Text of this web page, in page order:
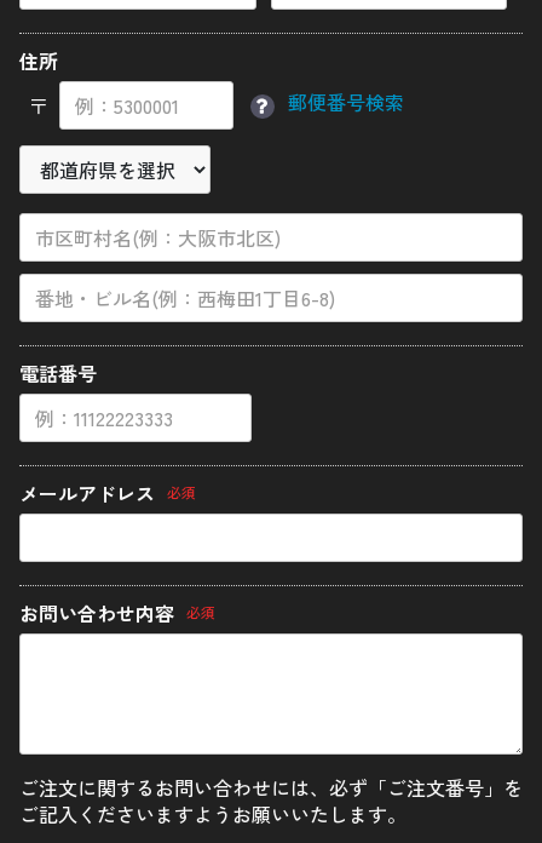
ディスクローターボルト
スタッドボルト
その他バイクパーツ
カーパーツ
アクセサリー
使用鋼材について
陽極酸化処理
ネジ長さについての補足
追加工について
マイカート
ログイン
住所
〒
郵便番号検索
電話番号
メールアドレス 必須
お問い合わせ内容 必須
ご注文に関するお問い合わせには、必ず「ご注文番号」を
ご記入くださいますようお願いいたします。